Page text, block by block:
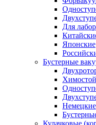
Для
Японские
Бустерные
Немецкие
Кулачковые